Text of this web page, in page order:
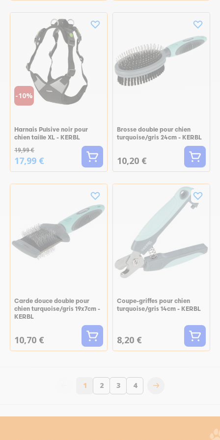
-10%
Harnais Pulsive noir pour
chien taille XL - KERBL
19,99 €
17,99 €
Brosse double pour chien
turquoise/gris 24cm - KERBL
10,20 €
Carde douce double pour
chien turquoise/gris 19x7cm -
KERBL
10,70 €
Coupe-griffes pour chien
turquoise/gris 14cm - KERBL
8,20 €
Vous lisez actuellement la page
1 Page
2 Page
3 Page
4